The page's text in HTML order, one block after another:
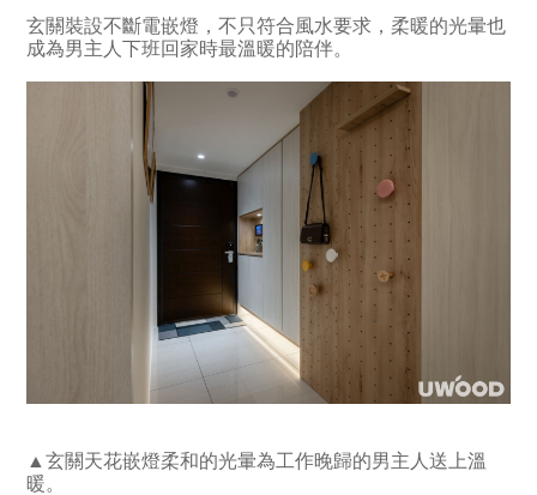
玄關裝設不斷電嵌燈，不只符合風水要求，柔暖的光暈也
成為男主人下班回家時最溫暖的陪伴。
▲玄關天花嵌燈柔和的光暈為工作晚歸的男主人送上溫
暖。